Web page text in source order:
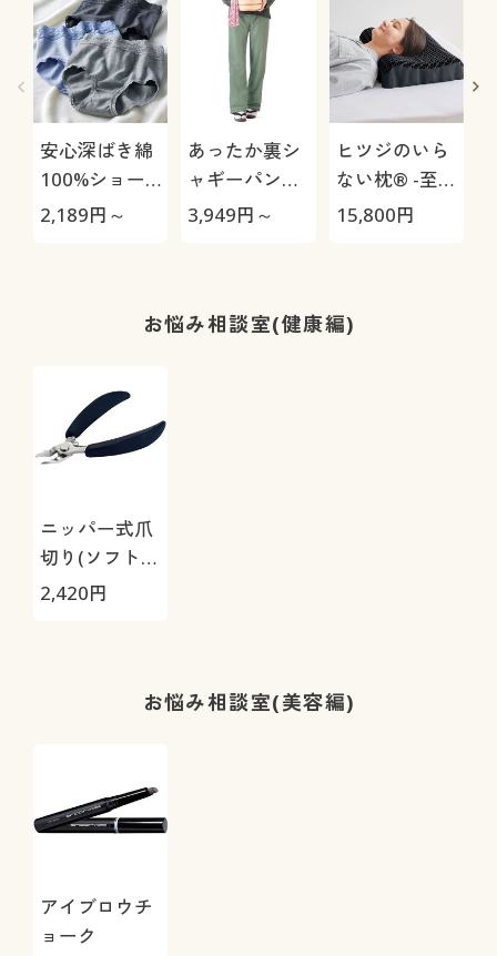
安心深ばき綿
100%ショー
ツ・色違い3
2,189円～
あったか裏シ
ャギーパンツ
(防寒パンツ・
い・人気商
3,949円～
ヒツジのいら
ない枕® -至
極-
15,800円
お悩み相談室(健康編)
ニッパー式爪
切り(ソフトグ
リップ)
2,420円
お悩み相談室(美容編)
アイブロウチ
ョーク